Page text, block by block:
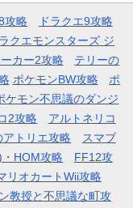
攻略
ドラクエ9攻略
クエモンスターズ ジ
カー2攻略
テリーの
ポケモンBW攻略
ポ
ケモン不思議のダンジ
2攻略
アルトネリコ
アトリエ攻略
スマブ
HOM攻略
FF12攻
リオカートWii攻略
教授と不思議な町攻